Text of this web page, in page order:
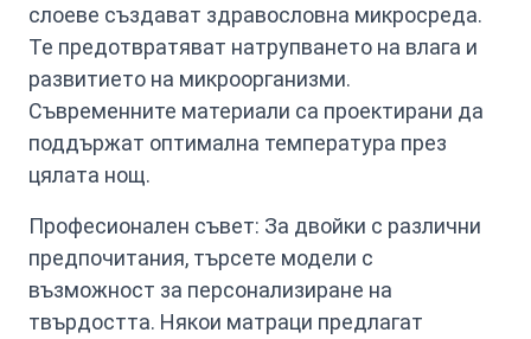
слоеве създават здравословна микросреда.
Те предотвратяват натрупването на влага и
развитието на микроорганизми.
Съвременните материали са проектирани да
поддържат оптимална температура през
цялата нощ.
Професионален съвет: За двойки с различни
предпочитания, търсете модели с
възможност за персонализиране на
твърдостта. Някои матраци предлагат